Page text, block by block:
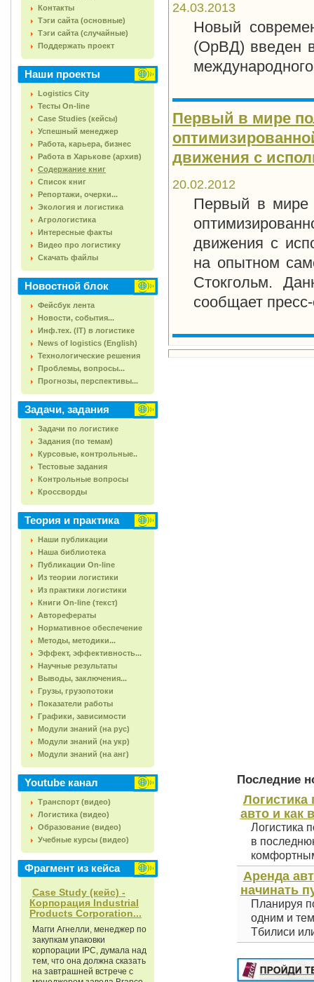
Контакты
Тэги сайта (основные)
Тэги сайта (случайные)
Поддержать проект
Наши проекты
Logistics City
Тесты On-line
Case Studies (кейсы)
Успешный менеджер
Работа, карьера, бизнес
Работа в Харькове (архив)
Содержание книг
Список книг
Репортажи, очерки...
Экология и логистика
Агрологистика
Интересные факты
Видео про логистику
Скачать файлы
Новостной блок
Фейсбук лента
Новости, события...
Инф.тех. (IT) в логистике
News of logistics (English)
Технологические решения
Проблемы, вопросы...
Прогнозы, перспективы...
Задачи, задания
Задачи по логистике
Задания (по темам)
Курсовые, контрольные..
Тестовые задания
Контрольные вопросы
Кроссворды
Теория и практика
Наши публикации
Наша библиотека
Публикации On-line
Из теории логистики
Из практики логистики
Книги On-line (текст)
Авторефераты
Нормативное обеспечение
Методы, методики...
Эффект, эффективность...
Научные результаты
Выводы, заключения...
Грузы, грузопотоки
Показатели работы
Графики, зависимости
Модули знаний (на рус)
Модули знаний (на укр)
Модули знаний (на анг)
Youtube канал
Транспорт (видео)
Логистика (видео)
Образование (видео)
Учебные курсы (видео)
Фрагмент из кейса
Case Study (кейс) -
Корпорация Industrial
Products Corporation...
Магги Агнелли, менеджер по
закупкам упаковки
корпорации IPC, думала над
тем, что она должна сказать
на завтрашней встрече с
24.03.2013
Новый
(ОрВД) введен в
Первый в мире
движения с
20.02.2012
Первый в мире
движения с
на опытном
Стокгольм.
сообщает
Последние
Логистика
авто и как
Логистика
в
Аренда
начинать
Планируя
одним и
Тбилиси